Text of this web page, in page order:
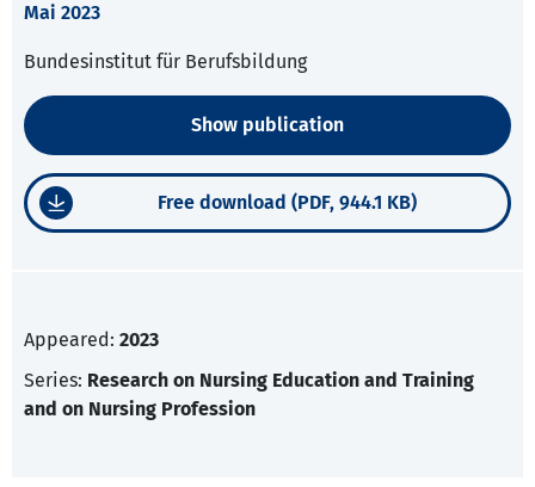
Mai 2023
Bundesinstitut für Berufsbildung
Show publication
Free download (PDF, 944.1 KB)
Appeared: 2023
Series: Research on Nursing Education and Training
and on Nursing Profession